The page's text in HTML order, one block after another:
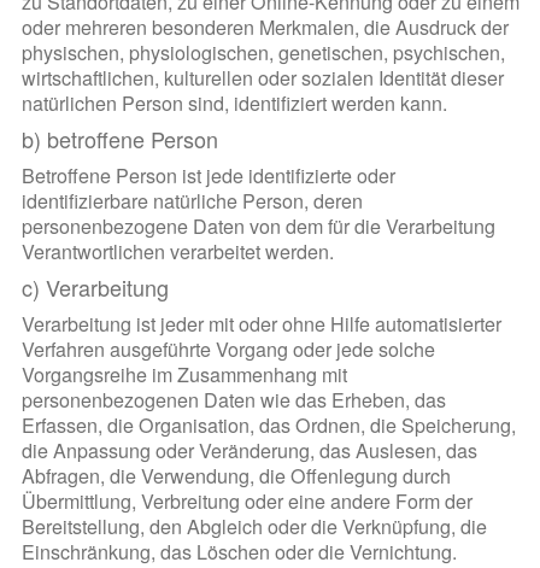
oder mehreren besonderen Merkmalen, die Ausdruck der
physischen, physiologischen, genetischen, psychischen,
wirtschaftlichen, kulturellen oder sozialen Identität dieser
natürlichen Person sind, identifiziert werden kann.
b) betroffene Person
Betroffene Person ist jede identifizierte oder
identifizierbare natürliche Person, deren
personenbezogene Daten von dem für die Verarbeitung
Verantwortlichen verarbeitet werden.
c) Verarbeitung
Verarbeitung ist jeder mit oder ohne Hilfe automatisierter
Verfahren ausgeführte Vorgang oder jede solche
Vorgangsreihe im Zusammenhang mit
personenbezogenen Daten wie das Erheben, das
Erfassen, die Organisation, das Ordnen, die Speicherung,
die Anpassung oder Veränderung, das Auslesen, das
Abfragen, die Verwendung, die Offenlegung durch
Übermittlung, Verbreitung oder eine andere Form der
Bereitstellung, den Abgleich oder die Verknüpfung, die
Einschränkung, das Löschen oder die Vernichtung.